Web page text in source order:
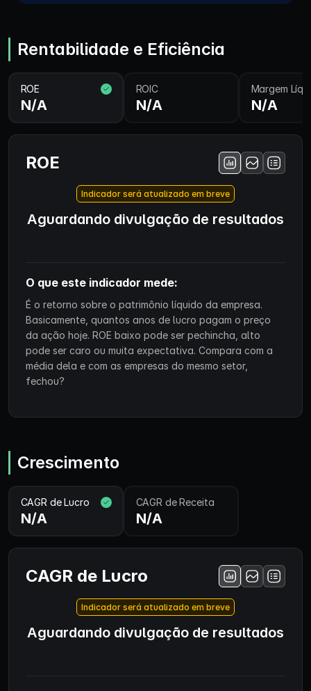
Rentabilidade e Eficiência
ROE
N/A
ROIC
N/A
Margem
N/A
ROE
Indicador será atualizado em breve
Aguardando divulgação de resultados
O que este indicador mede:
É o retorno sobre o patrimônio líquido da empresa.
Basicamente, quantos anos de lucro pagam o preço
da ação hoje. ROE baixo pode ser pechincha, alto
pode ser caro ou muita expectativa. Compara com a
média dela e com as empresas do mesmo setor,
fechou?
Crescimento
CAGR de Lucro
N/A
CAGR de Receita
N/A
CAGR de Lucro
Indicador será atualizado em breve
Aguardando divulgação de resultados